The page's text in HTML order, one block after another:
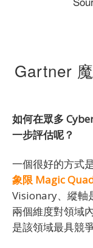
Gartner
如何在眾多
一步評估呢？
一個很好的方式
象限 Magic
Visionary、縱軸
兩個維度對領域
是該領域最具競